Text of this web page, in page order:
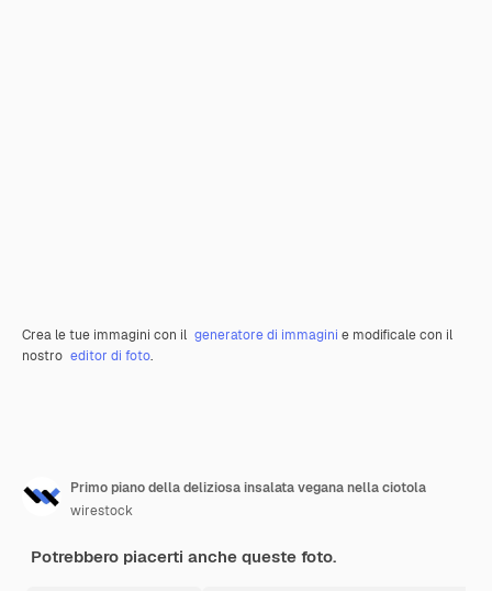
Crea le tue immagini con il generatore di immagini e modificale con il
nostro editor di foto.
Primo piano della deliziosa insalata vegana nella ciotola
wirestock
Potrebbero piacerti anche queste foto.